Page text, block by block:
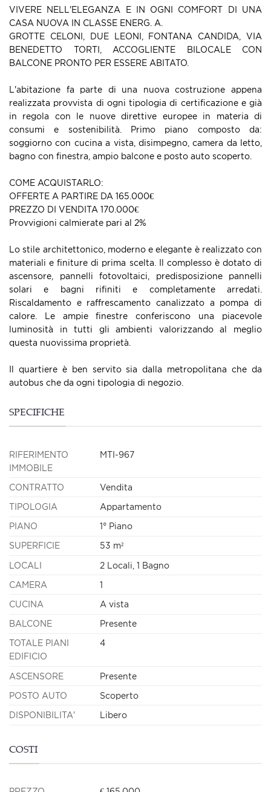
VIVERE NELL'ELEGANZA E IN OGNI COMFORT DI UNA
CASA NUOVA IN CLASSE ENERG. A.
GROTTE CELONI, DUE LEONI, FONTANA CANDIDA, VIA
BENEDETTO TORTI, ACCOGLIENTE BILOCALE CON
BALCONE PRONTO PER ESSERE ABITATO.
L'abitazione fa parte di una nuova costruzione appena
realizzata provvista di ogni tipologia di certificazione e già
in regola con le nuove direttive europee in materia di
consumi e sostenibilità. Primo piano composto da:
soggiorno con cucina a vista, disimpegno, camera da letto,
bagno con finestra, ampio balcone e posto auto scoperto.
COME ACQUISTARLO:
OFFERTE A PARTIRE DA 165.000€
PREZZO DI VENDITA 170.000€
Provvigioni calmierate pari al 2%
Lo stile architettonico, moderno e elegante è realizzato con
materiali e finiture di prima scelta. Il complesso è dotato di
ascensore, pannelli fotovoltaici, predisposizione pannelli
solari e bagni rifiniti e completamente arredati.
Riscaldamento e raffrescamento canalizzato a pompa di
calore. Le ampie finestre conferiscono una piacevole
luminosità in tutti gli ambienti valorizzando al meglio
questa nuovissima proprietà.
Il quartiere è ben servito sia dalla metropolitana che da
autobus che da ogni tipologia di negozio.
SPECIFICHE
RIFERIMENTO
IMMOBILE
MTI-967
CONTRATTO Vendita
TIPOLOGIA Appartamento
PIANO 1° Piano
SUPERFICIE 53 m²
LOCALI 2 Locali, 1 Bagno
CAMERA 1
CUCINA A vista
BALCONE Presente
TOTALE PIANI
EDIFICIO
4
ASCENSORE Presente
POSTO AUTO Scoperto
DISPONIBILITA' Libero
COSTI